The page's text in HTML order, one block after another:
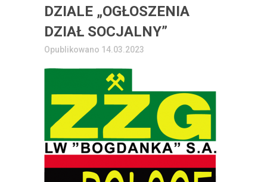
DZIALE „OGŁOSZENIA
DZIAŁ SOCJALNY”
Opublikowano 14.03.2023